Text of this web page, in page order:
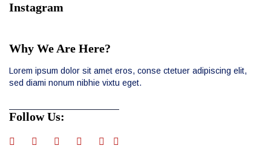
Instagram
Why We Are Here?
Lorem ipsum dolor sit amet eros, conse ctetuer adipiscing elit,
sed diami nonum nibhie vixtu eget.
Follow Us: